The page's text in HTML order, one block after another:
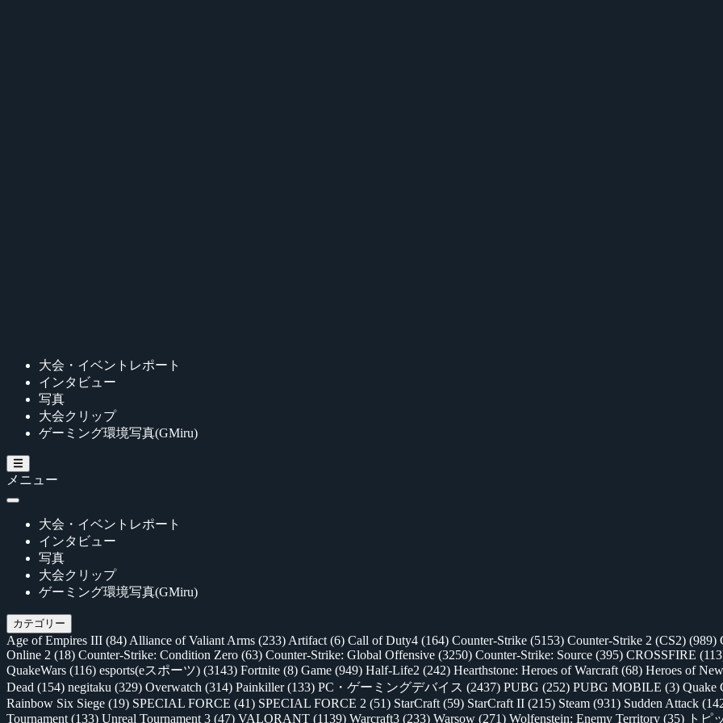
大会・イベントレポート
インタビュー
写真
大会クリップ
ゲーミング環境写真(GMiru)
メニュー
大会・イベントレポート
インタビュー
写真
大会クリップ
ゲーミング環境写真(GMiru)
カテゴリー
Age of Empires III (84) Alliance of Valiant Arms (233) Artifact (6) Call of Duty4 (164) Counter-Strike (5153) Counter-Strike 2 (CS2) (989)
Online 2 (18) Counter-Strike: Condition Zero (63) Counter-Strike: Global Offensive (3250) Counter-Strike: Source (395) CROSSFIRE
QuakeWars (116) esports(eスポーツ) (3143) Fortnite (8) Game (949) Half-Life2 (242) Hearthstone: Heroes of Warcraft (68) Heroes of
Dead (154) negitaku (329) Overwatch (314) Painkiller(133) PC・ゲーミングデバイス (2437) PUBG (252) PUBG MOBILE (3) Quake
Rainbow Six Siege (19) SPECIAL FORCE (41) SPECIAL FORCE 2 (51) StarCraft (59) StarCraft II (215) Steam (931) Sudden Attack
Tournament (133) Unreal Tournament 3 (47) VALORANT (1139) Warcraft3 (233) Warsow (271) Wolfenstein: Enemy Territory (35) トピ